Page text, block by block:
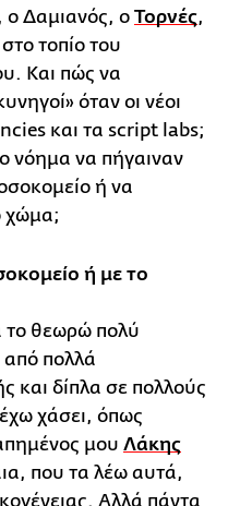
ο Δαμιανός, ο Τορνές,
τοπίο του
Και πώς να
όταν οι νέοι
και τα script labs;
νόημα να πήγαιναν
ή να
χώμα;
ή με το
το θεωρώ πολύ
από πολλά
και δίπλα σε πολλούς
χάσει, όπως
μου Λάκης
που τα λέω αυτά,
Aλλά πάντα